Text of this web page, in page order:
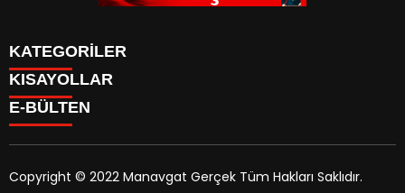
KATEGORİLER
Siyaset
Eğitim
Yazarlar
KISAYOLLAR
E-BÜLTEN
Copyright © 2022 Manavgat Gerçek Tüm Hakları Saklıdır.